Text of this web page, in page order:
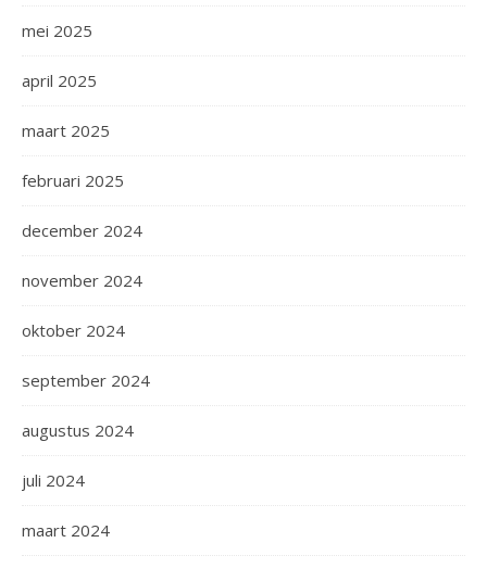
mei 2025
april 2025
maart 2025
februari 2025
december 2024
november 2024
oktober 2024
september 2024
augustus 2024
juli 2024
maart 2024